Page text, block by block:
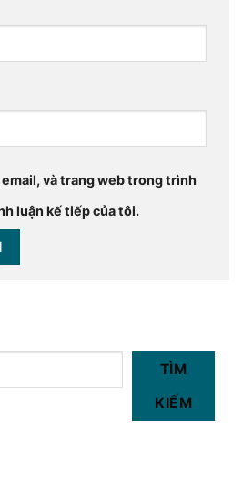
và trang web trong trình
luận kế tiếp của tôi.
TÌM
KIẾM